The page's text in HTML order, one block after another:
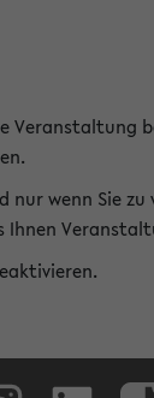
wenn Sie zu
Ihnen